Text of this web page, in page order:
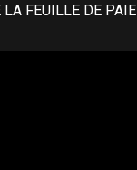
LA FEUILLE DE PAIE